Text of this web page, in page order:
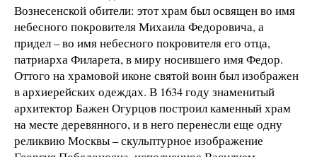
Вознесенской обители: этот храм был освящен во имя
небесного покровителя Михаила Федоровича, а
придел – во имя небесного покровителя его отца,
патриарха Филарета, в миру носившего имя Федор.
Оттого на храмовой иконе святой воин был изображен
в архиерейских одеждах. В 1634 году знаменитый
архитектор Бажен Огурцов построил каменный храм
на месте деревянного, и в него перенесли еще одну
реликвию Москвы – скульптурное изображение